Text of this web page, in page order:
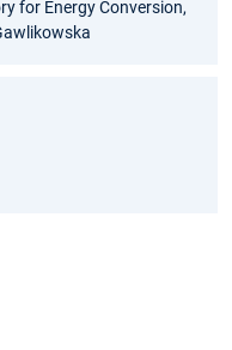
for Energy Conversion,